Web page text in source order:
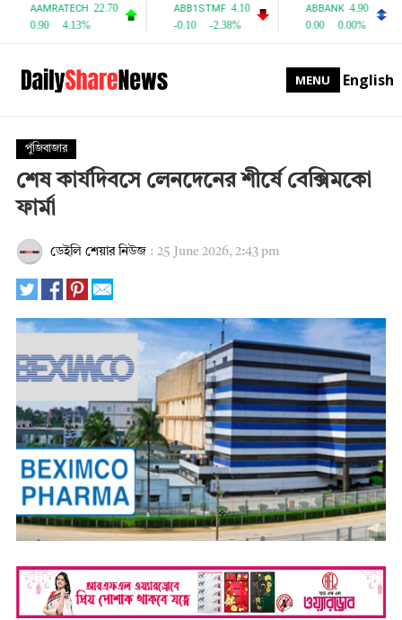
MENU English
পুঁজিবাজার
শেষ কার্যদিবসে লেনদেনের শীর্ষে বেক্সিমকো
ফার্মা
ডেইলি শেয়ার নিউজ: 25 June 2026, 2:43 pm